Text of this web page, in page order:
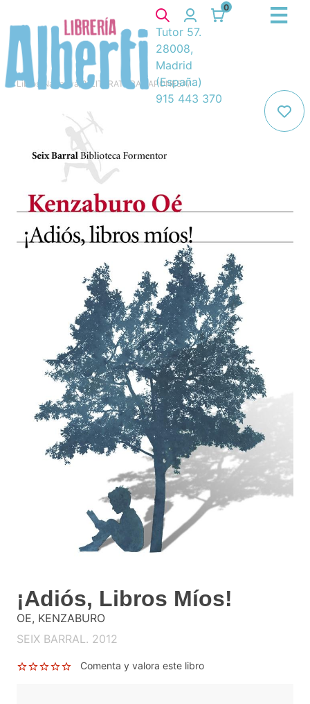
0
Tutor 57.
28008,
Madrid
(España)
915 443 370
Libros Narrativa/ 8. LITERATURA JAPONESA/
¡Adiós, Libros Míos!
OE, KENZABURO
SEIX BARRAL. 2012
Comenta y valora este libro